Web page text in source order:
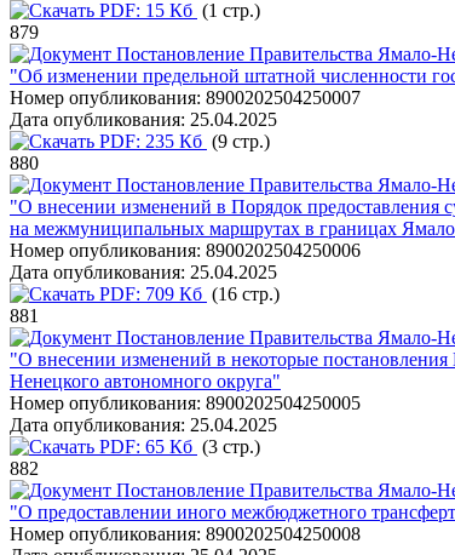
PDF: 15 Кб (1 стр.)
879
Постановление Правительства Ямало-
"Об изменении предельной штатной численности
Номер опубликования: 8900202504250007
Дата опубликования: 25.04.2025
PDF: 235 Кб (9 стр.)
880
Постановление Правительства Ямало-
"О внесении изменений в Порядок предоставления
на межмуниципальных маршрутах в границах
Номер опубликования: 8900202504250006
Дата опубликования: 25.04.2025
PDF: 709 Кб (16 стр.)
881
Постановление Правительства Ямало-
"О внесении изменений в некоторые
Ненецкого автономного округа"
Номер опубликования: 8900202504250005
Дата опубликования: 25.04.2025
PDF: 65 Кб (3 стр.)
882
Постановление Правительства Ямало-
"О предоставлении иного межбюджетного
Номер опубликования: 8900202504250008